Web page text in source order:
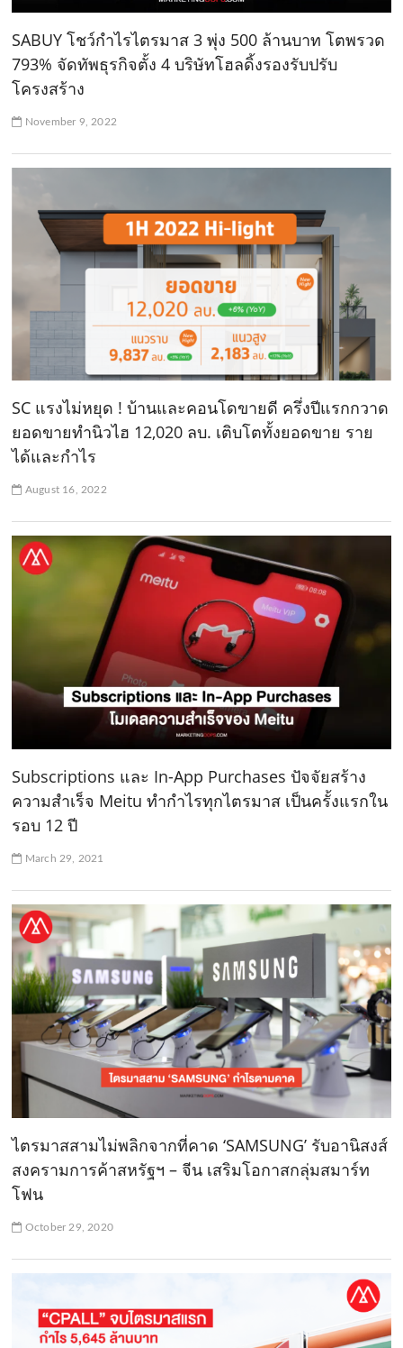
SABUY โชว์กำไรไตรมาส 3 พุ่ง 500 ล้านบาท โตพรวด
793% จัดทัพธุรกิจตั้ง 4 บริษัทโฮลดิ้งรองรับปรับ
โครงสร้าง
November 9, 2022
SC แรงไม่หยุด ! บ้านและคอนโดขายดี ครึ่งปีแรกกวาด
ยอดขายทำนิวไฮ 12,020 ลบ. เติบโตทั้งยอดขาย ราย
ได้และกำไร
August 16, 2022
Subscriptions และ In-App Purchases ปัจจัยสร้าง
ความสำเร็จ Meitu ทำกำไรทุกไตรมาส เป็นครั้งแรกใน
รอบ 12 ปี
March 29, 2021
ไตรมาสสามไม่พลิกจากที่คาด ‘SAMSUNG’ รับอานิสงส์
สงครามการค้าสหรัฐฯ – จีน เสริมโอกาสกลุ่มสมาร์ท
โฟน
October 29, 2020